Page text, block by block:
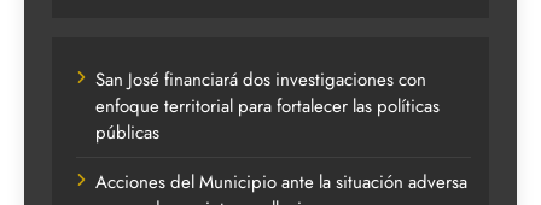
San José financiará dos investigaciones con
enfoque territorial para fortalecer las políticas
públicas
Acciones del Municipio ante la situación adversa